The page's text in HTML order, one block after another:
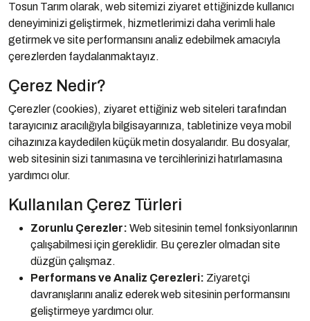
Tosun Tarım olarak, web sitemizi ziyaret ettiğinizde kullanıcı
deneyiminizi geliştirmek, hizmetlerimizi daha verimli hale
getirmek ve site performansını analiz edebilmek amacıyla
çerezlerden faydalanmaktayız.
Çerez Nedir?
Çerezler (cookies), ziyaret ettiğiniz web siteleri tarafından
tarayıcınız aracılığıyla bilgisayarınıza, tabletinize veya mobil
cihazınıza kaydedilen küçük metin dosyalarıdır. Bu dosyalar,
web sitesinin sizi tanımasına ve tercihlerinizi hatırlamasına
yardımcı olur.
Kullanılan Çerez Türleri
Zorunlu Çerezler: Web sitesinin temel fonksiyonlarının
çalışabilmesi için gereklidir. Bu çerezler olmadan site
düzgün çalışmaz.
Performans ve Analiz Çerezleri: Ziyaretçi
davranışlarını analiz ederek web sitesinin performansını
geliştirmeye yardımcı olur.